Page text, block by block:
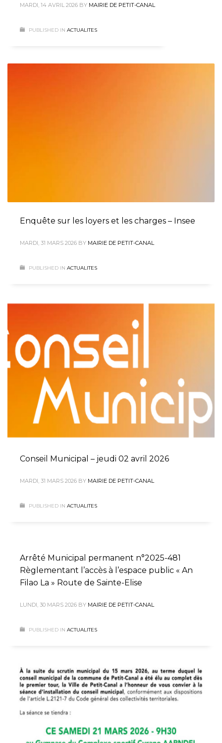
MARDI, 14 AVRIL 2026 BY MAIRIE DE PETIT-CANAL
PUBLISHED IN ACTUALITES
Enquête sur les loyers et les charges – Insee
MARDI, 31 MARS 2026 BY MAIRIE DE PETIT-CANAL
PUBLISHED IN ACTUALITES
Conseil Municipal – jeudi 02 avril 2026
MARDI, 31 MARS 2026 BY MAIRIE DE PETIT-CANAL
PUBLISHED IN ACTUALITES
Arrêté Municipal permanent n°2025-481
Règlementant l’accès à l’espace public « An
Filao La » Route de Sainte-Elise
LUNDI, 30 MARS 2026 BY MAIRIE DE PETIT-CANAL
PUBLISHED IN ACTUALITES